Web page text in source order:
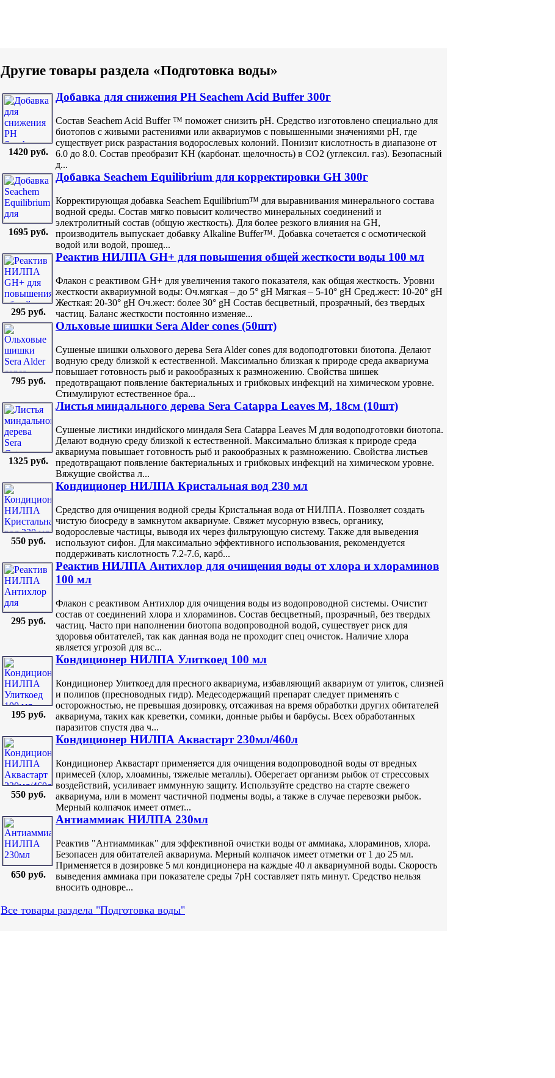
Другие товары раздела «Подготовка воды»
1420 руб.
Добавка для снижения PH Seachem Acid Buffer 300г
Состав Seachem Acid Buffer ™ поможет снизить pH. Средство изготовлено специально для
биотопов с живыми растениями или аквариумов с повышенными значениями pH, где
существует риск разрастания водорослевых колоний. Понизит кислотность в диапазоне от
6.0 до 8.0. Состав преобразит KH (карбонат. щелочность) в CO2 (углексил. газ). Безопасный
д...
1695 руб.
Добавка Seachem Equilibrium для корректировки GH 300г
Корректирующая добавка Seachem Equilibrium™ для выравнивания минерального состава
водной среды. Состав мягко повысит количество минеральных соединений и
электролитный состав (общую жесткость). Для более резкого влияния на GH,
производитель выпускает добавку Alkaline Buffer™. Добавка сочетается с осмотической
водой или водой, прошед...
295 руб.
Реактив НИЛПА GH+ для повышения общей жесткости воды 100 мл
Флакон с реактивом GH+ для увеличения такого показателя, как общая жесткость. Уровни
жесткости аквариумной воды: Оч.мягкая – до 5° gH Мягкая – 5-10° gH Сред.жест: 10-20° gH
Жесткая: 20-30° gH Оч.жест: более 30° gH Состав бесцветный, прозрачный, без твердых
частиц. Баланс жесткости постоянно изменяе...
795 руб.
Ольxовые шишки Sera Alder cones (50шт)
Сушеные шишки ольхового дерева Sera Alder cones для водоподготовки биотопа. Делают
водную среду близкой к естественной. Максимально близкая к природе среда аквариума
повышает готовность рыб и ракообразных к размножению. Свойства шишек
предотвращают появление бактериальных и грибковых инфекций на химическом уровне.
Стимулируют естественное бра...
1325 руб.
Листья миндального дерева Sera Catappa Leaves М, 18см (10шт)
Сушеные листики индийского миндаля Sera Catappa Leaves М для водоподготовки биотопа.
Делают водную среду близкой к естественной. Максимально близкая к природе среда
аквариума повышает готовность рыб и ракообразных к размножению. Свойства листьев
предотвращают появление бактериальных и грибковых инфекций на химическом уровне.
Вяжущие свойства л...
550 руб.
Кондиционер НИЛПА Кристальная вод 230 мл
Средство для очищения водной среды Кристальная вода от НИЛПА. Позволяет создать
чистую биосреду в замкнутом аквариуме. Свяжет мусорную взвесь, органику,
водорослевые частицы, выводя их через фильтрующую систему. Также для выведения
используют сифон. Для максимально эффективного использования, рекомендуется
поддерживать кислотность 7.2-7.6, карб...
295 руб.
Реактив НИЛПА Антихлор для очищения воды от хлора и хлораминов
100 мл
Флакон с реактивом Антихлор для очищения воды из водопроводной системы. Очистит
состав от соединений хлора и хлораминов. Состав бесцветный, прозрачный, без твердых
частиц. Часто при наполнении биотопа водопроводной водой, существует риск для
здоровья обитателей, так как данная вода не проходит спец очисток. Наличие хлора
является угрозой для вс...
195 руб.
Кондиционер НИЛПА Улиткоед 100 мл
Кондиционер Улиткоед для пресного аквариума, избавляющий аквариум от улиток, слизней
и полипов (пресноводных гидр). Медесодержащий препарат следует применять с
осторожностью, не превышая дозировку, отсаживая на время обработки других обитателей
аквариума, таких как креветки, сомики, донные рыбы и барбусы. Всех обработанных
паразитов спустя два ч...
550 руб.
Кондиционер НИЛПА Аквастарт 230мл/460л
Кондиционер Аквастарт применяется для очищения водопроводной воды от вредных
примесей (хлор, хлоамины, тяжелые металлы). Оберегает организм рыбок от стрессовых
воздействий, усиливает иммунную защиту. Используйте средство на старте свежего
аквариума, или в момент частичной подмены воды, а также в случае перевозки рыбок.
Мерный колпачок имеет отмет...
650 руб.
Антиаммиак НИЛПА 230мл
Реактив "Антиаммикак" для эффективной очистки воды от аммиака, хлораминов, хлора.
Безопасен для обитателей аквариума. Мерный колпачок имеет отметки от 1 до 25 мл.
Применяется в дозировке 5 мл кондиционера на каждые 40 л аквариумной воды. Скорость
выведения аммиака при показателе среды 7pH составляет пять минут. Средство нельзя
вносить одновре...
Все товары раздела "Подготовка воды"